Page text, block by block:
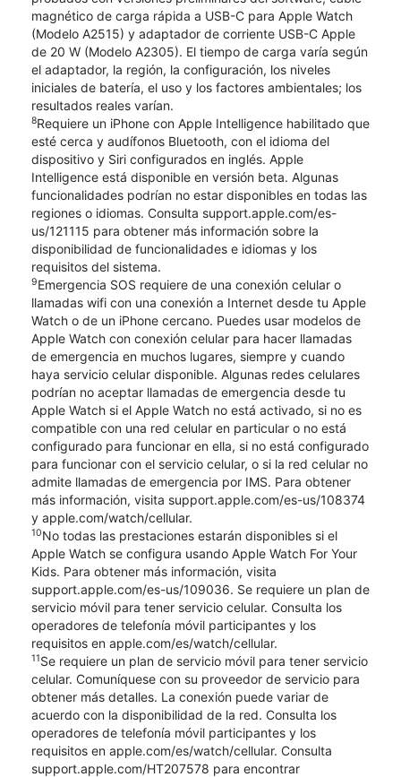
magnético de carga rápida a USB-C para Apple Watch
(Modelo A2515) y adaptador de corriente USB-C Apple
de 20 W (Modelo A2305). El tiempo de carga varía según
el adaptador, la región, la configuración, los niveles
iniciales de batería, el uso y los factores ambientales; los
resultados reales varían.
8Requiere un iPhone con Apple Intelligence habilitado que
esté cerca y audífonos Bluetooth, con el idioma del
dispositivo y Siri configurados en inglés. Apple
Intelligence está disponible en versión beta. Algunas
funcionalidades podrían no estar disponibles en todas las
regiones o idiomas. Consulta support.apple.com/es-
us/121115 para obtener más información sobre la
disponibilidad de funcionalidades e idiomas y los
requisitos del sistema.
9Emergencia SOS requiere de una conexión celular o
llamadas wifi con una conexión a Internet desde tu Apple
Watch o de un iPhone cercano. Puedes usar modelos de
Apple Watch con conexión celular para hacer llamadas
de emergencia en muchos lugares, siempre y cuando
haya servicio celular disponible. Algunas redes celulares
podrían no aceptar llamadas de emergencia desde tu
Apple Watch si el Apple Watch no está activado, si no es
compatible con una red celular en particular o no está
configurado para funcionar en ella, si no está configurado
para funcionar con el servicio celular, o si la red celular no
admite llamadas de emergencia por IMS. Para obtener
más información, visita support.apple.com/es-us/108374
y apple.com/watch/cellular.
10No todas las prestaciones estarán disponibles si el
Apple Watch se configura usando Apple Watch For Your
Kids. Para obtener más información, visita
support.apple.com/es-us/109036. Se requiere un plan de
servicio móvil para tener servicio celular. Consulta los
operadores de telefonía móvil participantes y los
requisitos en apple.com/es/watch/cellular.
11Se requiere un plan de servicio móvil para tener servicio
celular. Comuníquese con su proveedor de servicio para
obtener más detalles. La conexión puede variar de
acuerdo con la disponibilidad de la red. Consulta los
operadores de telefonía móvil participantes y los
requisitos en apple.com/es/watch/cellular. Consulta
support.apple.com/HT207578 para encontrar